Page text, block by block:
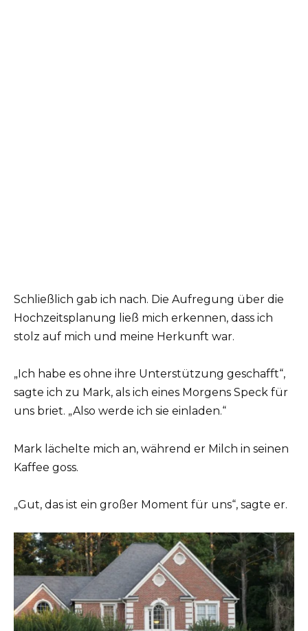
Schließlich gab ich nach. Die Aufregung über die
Hochzeitsplanung ließ mich erkennen, dass ich
stolz auf mich und meine Herkunft war.
„Ich habe es ohne ihre Unterstützung geschafft“,
sagte ich zu Mark, als ich eines Morgens Speck für
uns briet. „Also werde ich sie einladen.“
Mark lächelte mich an, während er Milch in seinen
Kaffee goss.
„Gut, das ist ein großer Moment für uns“, sagte er.